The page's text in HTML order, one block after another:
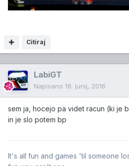
Citiraj
LabiGT
Napisano 16. junij, 2016
sem ja, hocejo pa videt racun (ki je
in je slo potem bp
It's all fun and games 'til someone